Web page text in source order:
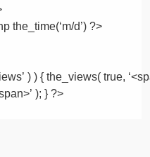
the_time(‘m/d’) ?>
) ) { the_views( true,
); } ?>